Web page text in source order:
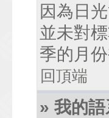
因為日
並未對
季的月
回頂端
» 我的語